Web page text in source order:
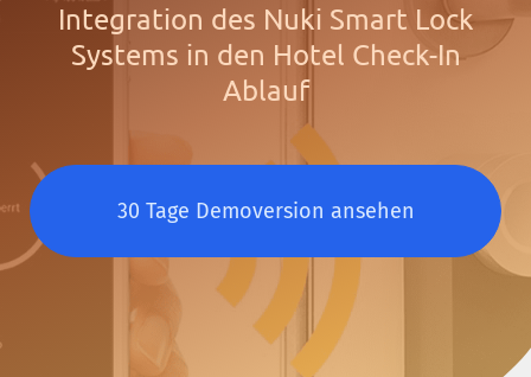
Integration des Nuki Smart Lock
Systems in den Hotel Check-In
Ablauf
30 Tage Demoversion ansehen